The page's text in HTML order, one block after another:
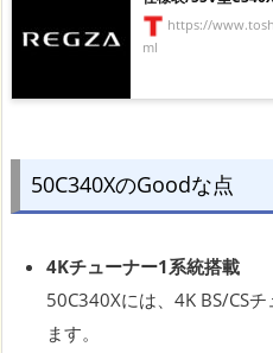
https://
ml
50C340XのGoodな点
4Kチューナー1系統搭載
50C340Xには、4K BS/CS
ます。